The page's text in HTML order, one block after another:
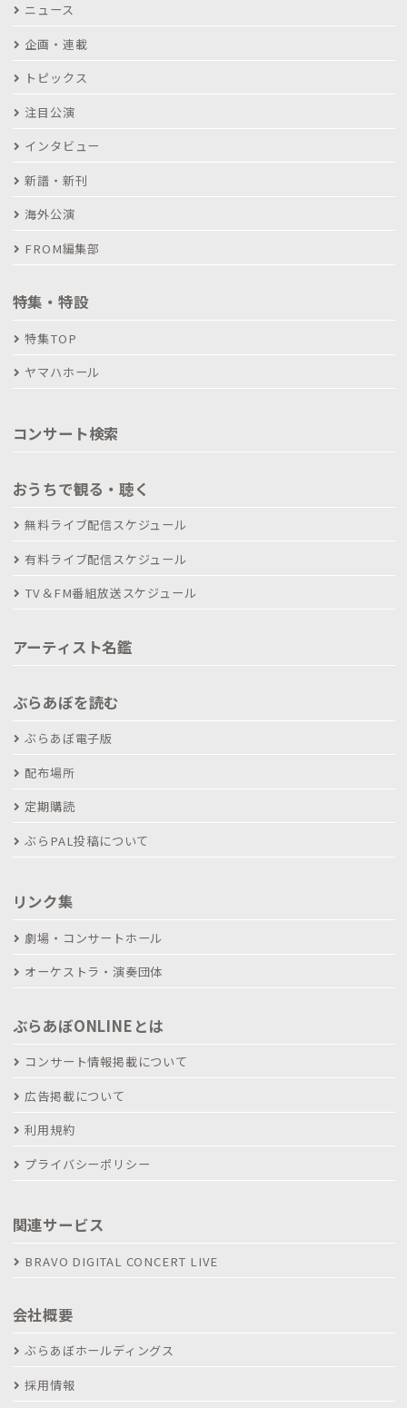
ニュース
企画・連載
トピックス
注目公演
インタビュー
新譜・新刊
海外公演
FROM編集部
特集・特設
特集TOP
ヤマハホール
コンサート検索
おうちで観る・聴く
無料ライブ配信スケジュール
有料ライブ配信スケジュール
TV＆FM番組放送スケジュール
アーティスト名鑑
ぶらあぼを読む
ぶらあぼ電子版
配布場所
定期購読
ぶらPAL投稿について
リンク集
劇場・コンサートホール
オーケストラ・演奏団体
ぶらあぼONLINEとは
コンサート情報掲載について
広告掲載について
利用規約
プライバシーポリシー
関連サービス
BRAVO DIGITAL CONCERT LIVE
会社概要
ぶらあぼホールディングス
採用情報